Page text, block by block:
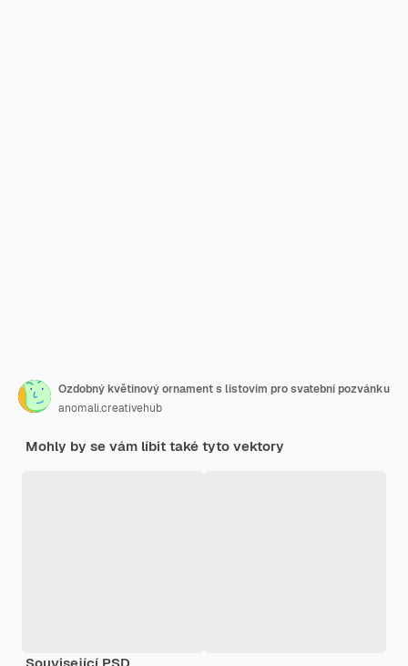
Ozdobný květinový ornament s listovím pro svatební pozvánku
anomali.creativehub
Mohly by se vám líbit také tyto vektory